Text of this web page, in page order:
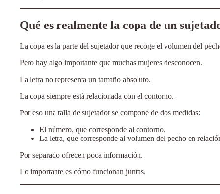
Qué es realmente la copa de un
La copa es la parte del sujetador que recoge el volumen del
Pero hay algo importante que muchas mujeres desconocen.
La letra no representa un tamaño absoluto.
La copa siempre está relacionada con el contorno.
Por eso una talla de sujetador se compone de dos medidas:
El número, que corresponde al contorno.
La letra, que corresponde al volumen del pecho en
Por separado ofrecen poca información.
Lo importante es cómo funcionan juntas.